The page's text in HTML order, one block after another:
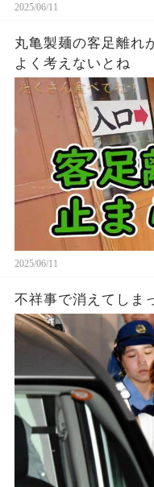
2025/06/11
丸亀製麺の客足離れ
よく考えないとね
2025/06/11
不祥事で消えてしま